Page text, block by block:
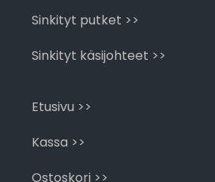
Sinkityt putket >>
Sinkityt käsijohteet >>
Etusivu >>
Kassa >>
Ostoskori >>